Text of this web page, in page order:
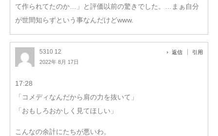
て作られてたのか…」と評価以前の驚きでした。…まぁ自分
が世間知らずという事なんだけどwww.
5310 12
2022年 8月 17日
返信 引用
17:28
「コメディなんだから肩の力を抜いて」
「おもしろおかしく見てほしい」
こんなの余計にたちが悪いわ。